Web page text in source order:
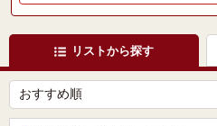
リストから探す